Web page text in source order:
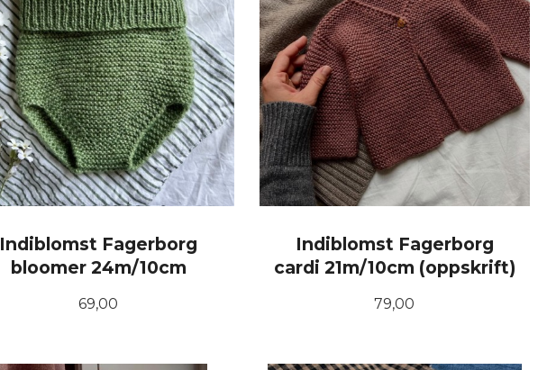
Indiblomst Fagerborg
bloomer 24m/10cm
Pris
69,00
Indiblomst Fagerborg
cardi 21m/10cm (oppskrift)
Pris
79,00